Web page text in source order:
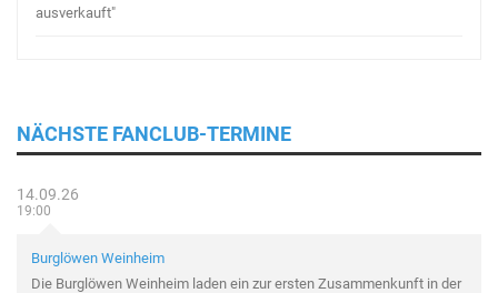
ausverkauft"
NÄCHSTE FANCLUB-TERMINE
14.09.26
19:00
Burglöwen Weinheim
Die Burglöwen Weinheim laden ein zur ersten Zusammenkunft in der